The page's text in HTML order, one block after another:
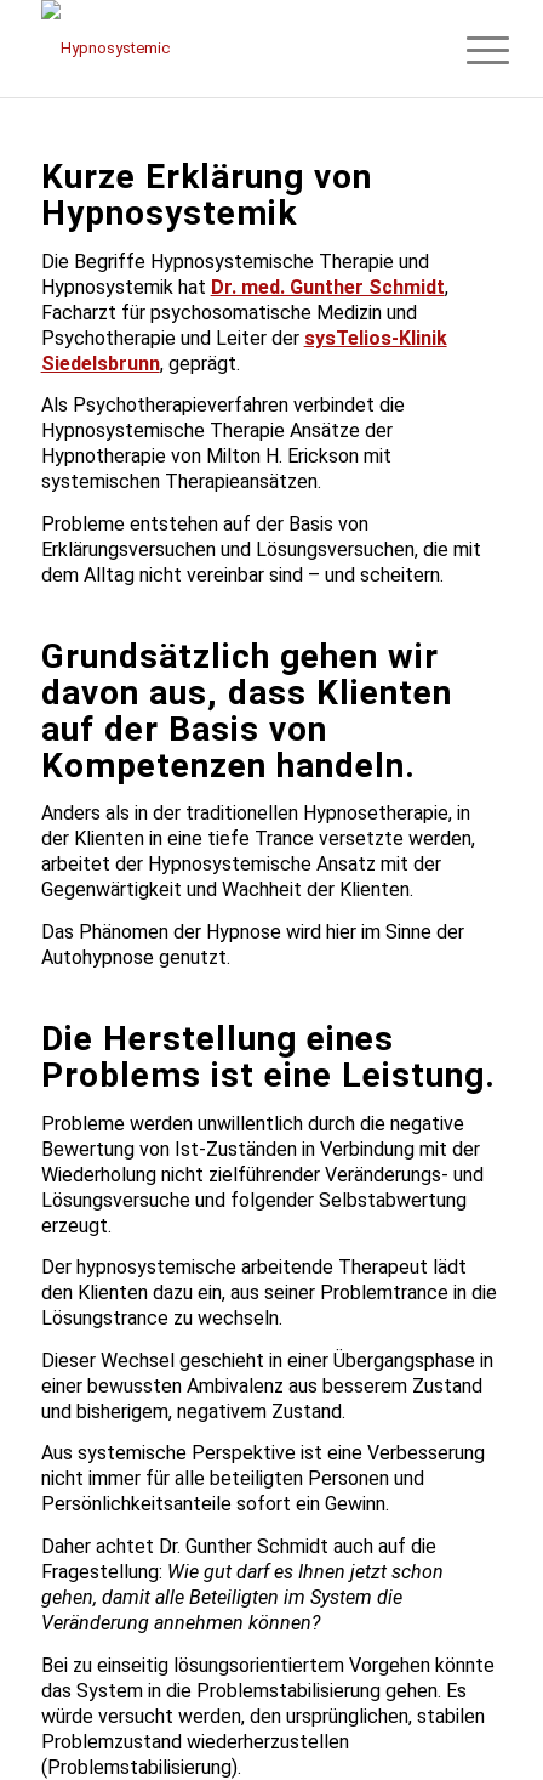
Kurze Erklärung von
Hypnosystemik
Die Begriffe Hypnosystemische Therapie und
Hypnosystemik hat Dr. med. Gunther Schmidt,
Facharzt für psychosomatische Medizin und
Psychotherapie und Leiter der sysTelios-Klinik
Siedelsbrunn, geprägt.
Als Psychotherapieverfahren verbindet die
Hypnosystemische Therapie Ansätze der
Hypnotherapie von Milton H. Erickson mit
systemischen Therapieansätzen.
Probleme entstehen auf der Basis von
Erklärungsversuchen und Lösungsversuchen, die mit
dem Alltag nicht vereinbar sind – und scheitern.
Grundsätzlich gehen wir
davon aus, dass Klienten
auf der Basis von
Kompetenzen handeln.
Anders als in der traditionellen Hypnosetherapie, in
der Klienten in eine tiefe Trance versetzte werden,
arbeitet der Hypnosystemische Ansatz mit der
Gegenwärtigkeit und Wachheit der Klienten.
Das Phänomen der Hypnose wird hier im Sinne der
Autohypnose genutzt.
Die Herstellung eines
Problems ist eine Leistung.
Probleme werden unwillentlich durch die negative
Bewertung von Ist-Zuständen in Verbindung mit der
Wiederholung nicht zielführender Veränderungs- und
Lösungsversuche und folgender Selbstabwertung
erzeugt.
Der hypnosystemische arbeitende Therapeut lädt
den Klienten dazu ein, aus seiner Problemtrance in die
Lösungstrance zu wechseln.
Dieser Wechsel geschieht in einer Übergangsphase in
einer bewussten Ambivalenz aus besserem Zustand
und bisherigem, negativem Zustand.
Aus systemische Perspektive ist eine Verbesserung
nicht immer für alle beteiligten Personen und
Persönlichkeitsanteile sofort ein Gewinn.
Daher achtet Dr. Gunther Schmidt auch auf die
Fragestellung: Wie gut darf es Ihnen jetzt schon
gehen, damit alle Beteiligten im System die
Veränderung annehmen können?
Bei zu einseitig lösungsorientiertem Vorgehen könnte
das System in die Problemstabilisierung gehen. Es
würde versucht werden, den ursprünglichen, stabilen
Problemzustand wiederherzustellen
(Problemstabilisierung).